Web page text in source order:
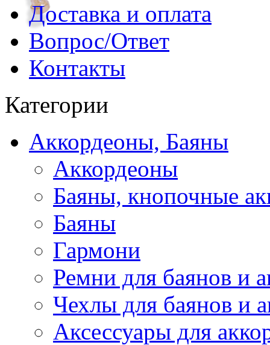
Доставка и оплата
Вопрос/Ответ
Контакты
Категории
Аккордеоны, Баяны
Аккордеоны
Баяны, кнопочные
Баяны
Гармони
Ремни для баянов и
Чехлы для баянов и
Аксессуары для